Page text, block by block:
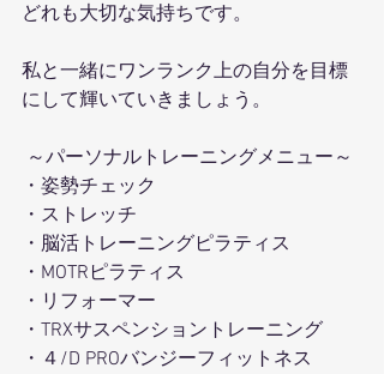
どれも大切な気持ちです。
私と一緒にワンランク上の自分を目標
にして輝いていきましょう。
～パーソナルトレーニングメニュー～
・姿勢チェック
・ストレッチ
・脳活トレーニングピラティス
・MOTRピラティス
・リフォーマー
・TRXサスペンショントレーニング
・４/D PROバンジーフィットネス